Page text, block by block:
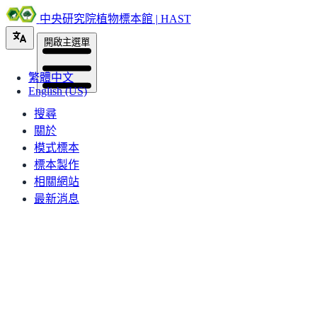
中央研究院植物標本館 | HAST
繁體中文
English (US)
開啟主選單
搜尋
關於
模式標本
標本製作
相關網站
最新消息